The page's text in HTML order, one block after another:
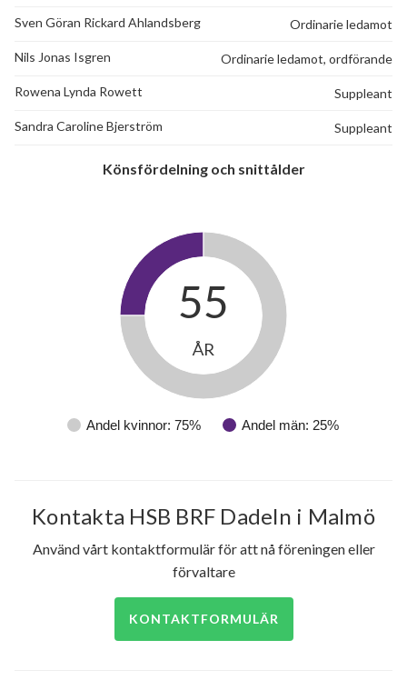
Sven Göran Rickard Ahlandsberg Ordinarie ledamot
Nils Jonas Isgren Ordinarie ledamot, ordförande
Rowena Lynda Rowett Suppleant
Sandra Caroline Bjerström Suppleant
Könsfördelning och snittålder
Andel kvinnor: 75% Andel män: 25%
55
ÅR
Kontakta HSB BRF Dadeln i Malmö
Använd vårt kontaktformulär för att nå föreningen eller
förvaltare
KONTAKTFORMULÄR